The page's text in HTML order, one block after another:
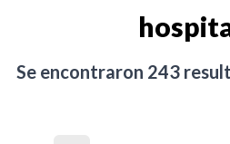
Se encontraron 243